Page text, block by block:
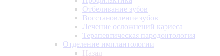
Отбеливание зубов
Восстановление зубов
Лечение осложнений кариеса
Терапевтическая пародонтология
Отделение имплантологии
Назад